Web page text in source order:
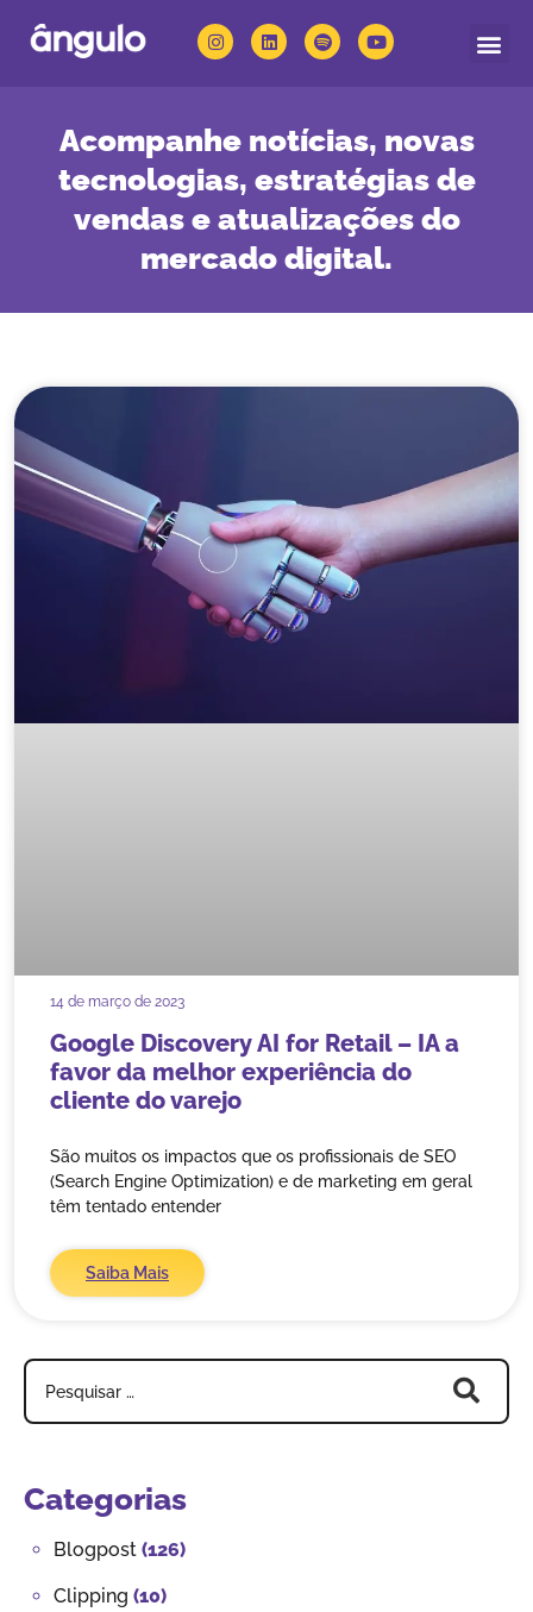
Acompanhe notícias, novas
tecnologias, estratégias de
vendas e atualizações do
mercado digital.
Google Discovery AI for Retail – IA a
favor da melhor experiência do
cliente do varejo
São muitos os impactos que os profissionais de SEO
(Search Engine Optimization) e de marketing em geral
têm tentado entender
Saiba Mais
14 de março de 2023
Categorias
Blogpost (126)
Clipping (10)